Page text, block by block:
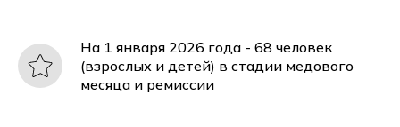
На 1 января 2026 года - 68 человек
(взрослых и детей) в стадии медового
месяца и ремиссии